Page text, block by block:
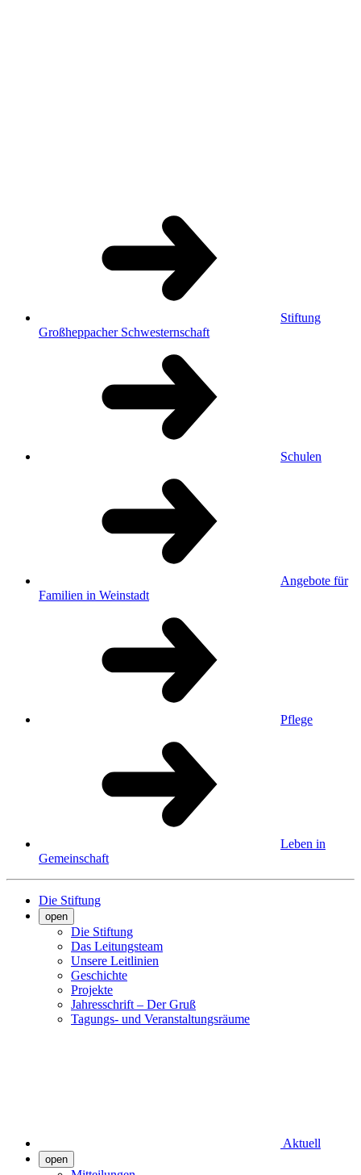
Stiftung
Großheppacher Schwesternschaft
Schulen
Angebote für
Familien in Weinstadt
Pflege
Leben in
Gemeinschaft
Die Stiftung
open
Die Stiftung
Das Leitungsteam
Unsere Leitlinien
Geschichte
Projekte
Jahresschrift – Der Gruß
Tagungs- und Veranstaltungsräume
Aktuell
open